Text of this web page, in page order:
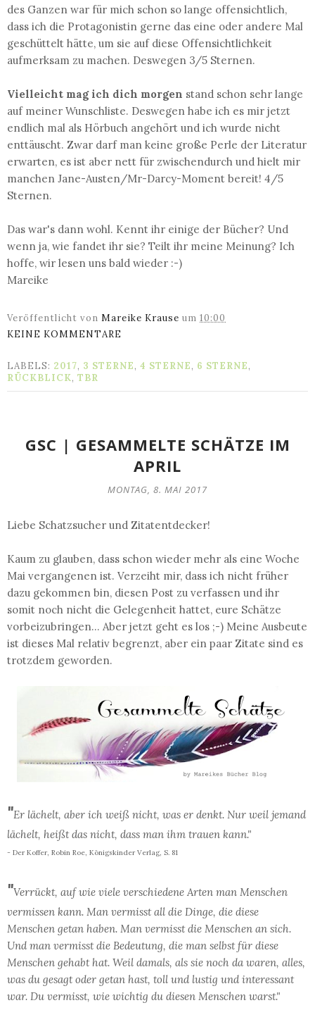
des Ganzen war für mich schon so lange offensichtlich,
dass ich die Protagonistin gerne das eine oder andere Mal
geschüttelt hätte, um sie auf diese Offensichtlichkeit
aufmerksam zu machen. Deswegen 3/5 Sternen.
Vielleicht mag ich dich morgen stand schon sehr lange
auf meiner Wunschliste. Deswegen habe ich es mir jetzt
endlich mal als Hörbuch angehört und ich wurde nicht
enttäuscht. Zwar darf man keine große Perle der Literatur
erwarten, es ist aber nett für zwischendurch und hielt mir
manchen Jane-Austen/Mr-Darcy-Moment bereit! 4/5
Sternen.
Das war's dann wohl. Kennt ihr einige der Bücher? Und
wenn ja, wie fandet ihr sie? Teilt ihr meine Meinung? Ich
hoffe, wir lesen uns bald wieder :-)
Mareike
Veröffentlicht von Mareike Krause um 10:00
KEINE KOMMENTARE
LABELS: 2017, 3 STERNE, 4 STERNE, 6 STERNE,
RÜCKBLICK, TBR
GSC | GESAMMELTE SCHÄTZE IM
APRIL
MONTAG, 8. MAI 2017
Liebe Schatzsucher und Zitatentdecker!
Kaum zu glauben, dass schon wieder mehr als eine Woche
Mai vergangenen ist. Verzeiht mir, dass ich nicht früher
dazu gekommen bin, diesen Post zu verfassen und ihr
somit noch nicht die Gelegenheit hattet, eure Schätze
vorbeizubringen... Aber jetzt geht es los ;-) Meine Ausbeute
ist dieses Mal relativ begrenzt, aber ein paar Zitate sind es
trotzdem geworden.
"Er lächelt, aber ich weiß nicht, was er denkt. Nur weil jemand
lächelt, heißt das nicht, dass man ihm trauen kann."
- Der Koffer, Robin Roe, Königskinder Verlag, S. 81
"Verrückt, auf wie viele verschiedene Arten man Menschen
vermissen kann. Man vermisst all die Dinge, die diese
Menschen getan haben. Man vermisst die Menschen an sich.
Und man vermisst die Bedeutung, die man selbst für diese
Menschen gehabt hat. Weil damals, als sie noch da waren, alles,
was du gesagt oder getan hast, toll und lustig und interessant
war. Du vermisst, wie wichtig du diesen Menschen warst."